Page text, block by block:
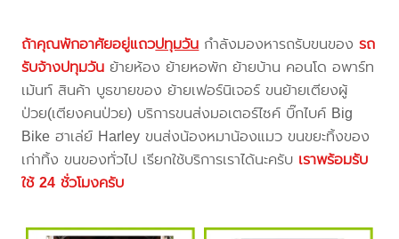
ถ้าคุณพักอาศัยอยู่แถวปทุมวัน กำลังมองหารถรับขนของรถ
รับจ้างปทุมวัน ย้ายห้อง ย้ายหอพัก ย้ายบ้าน คอนโด อพาร์ท
เม้นท์ สินค้า บูธขายของ ย้ายเฟอร์นิเจอร์ ขนย้ายเตียงผู้
ป่วย(เตียงคนป่วย) บริการขนส่งมอเตอร์ไซค์ บิ๊กไบค์ Big
Bike ฮาเล่ย์ Harley ขนส่งน้องหมาน้องแมว ขนขยะทิ้งของ
เก่าทิ้ง ขนของทั่วไป เรียกใช้บริการเราได้นะครับ เราพร้อมรับ
ใช้ 24 ชั่วโมงครับ